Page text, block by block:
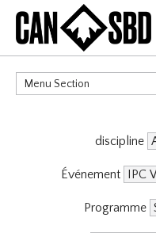
Menu Section
discipline
Événement
Programme